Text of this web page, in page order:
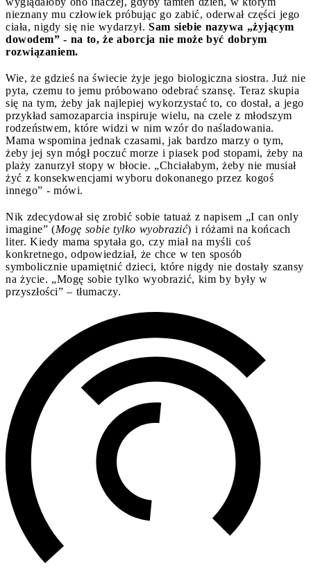
nieznany mu człowiek próbując go zabić, oderwał części jego
ciała, nigdy się nie wydarzył. Sam siebie nazywa „żyjącym
dowodem” - na to, że aborcja nie może być dobrym
rozwiązaniem.
Wie, że gdzieś na świecie żyje jego biologiczna siostra. Już nie
pyta, czemu to jemu próbowano odebrać szansę. Teraz skupia
się na tym, żeby jak najlepiej wykorzystać to, co dostał, a jego
przykład samozaparcia inspiruje wielu, na czele z młodszym
rodzeństwem, które widzi w nim wzór do naśladowania.
Mama wspomina jednak czasami, jak bardzo marzy o tym,
żeby jej syn mógł poczuć morze i piasek pod stopami, żeby na
plaży zanurzył stopy w błocie. „Chciałabym, żeby nie musiał
żyć z konsekwencjami wyboru dokonanego przez kogoś
innego” - mówi.
Nik zdecydował się zrobić sobie tatuaż z napisem „I can only
imagine” (Mogę sobie tylko wyobrazić) i różami na końcach
liter. Kiedy mama spytała go, czy miał na myśli coś
konkretnego, odpowiedział, że chce w ten sposób
symbolicznie upamiętnić dzieci, które nigdy nie dostały szansy
na życie. „Mogę sobie tylko wyobrazić, kim by były w
przyszłości” – tłumaczy.